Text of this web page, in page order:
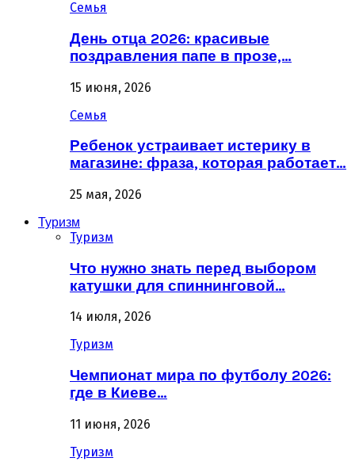
Семья
День отца 2026: красивые
поздравления папе в прозе,…
15 июня, 2026
Семья
Ребенок устраивает истерику в
магазине: фраза, которая работает…
25 мая, 2026
Туризм
Туризм
Что нужно знать перед выбором
катушки для спиннинговой…
14 июля, 2026
Туризм
Чемпионат мира по футболу 2026:
где в Киеве…
11 июня, 2026
Туризм